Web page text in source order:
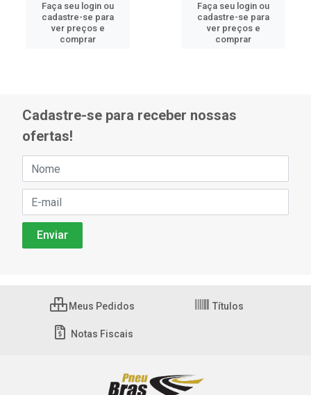
Faça seu login ou
cadastre-se para
ver preços e
comprar
Faça seu login ou
cadastre-se para
ver preços e
comprar
Cadastre-se para receber nossas
ofertas!
Meus Pedidos Títulos
Notas Fiscais